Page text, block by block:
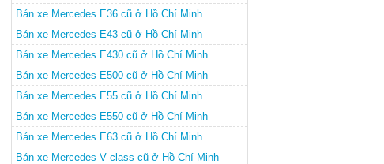
Bán xe Mercedes E36 cũ ở Hồ Chí Minh
Bán xe Mercedes E43 cũ ở Hồ Chí Minh
Bán xe Mercedes E430 cũ ở Hồ Chí Minh
Bán xe Mercedes E500 cũ ở Hồ Chí Minh
Bán xe Mercedes E55 cũ ở Hồ Chí Minh
Bán xe Mercedes E550 cũ ở Hồ Chí Minh
Bán xe Mercedes E63 cũ ở Hồ Chí Minh
Bán xe Mercedes V class cũ ở Hồ Chí Minh